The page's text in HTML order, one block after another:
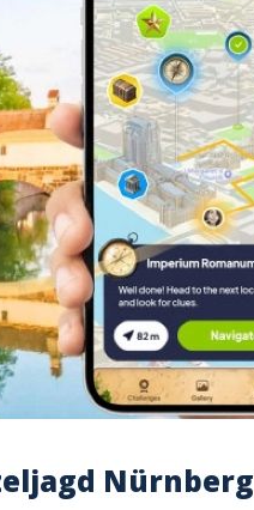
Nürnberg